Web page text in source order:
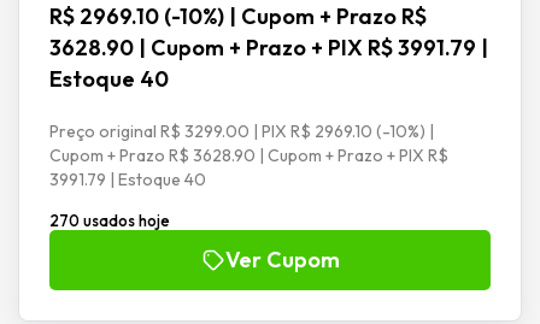
R$ 2969.10 (-10%) | Cupom + Prazo R$
3628.90 | Cupom + Prazo + PIX R$ 3991.79 |
Estoque 40
Preço original R$ 3299.00 | PIX R$ 2969.10 (-10%) |
Cupom + Prazo R$ 3628.90 | Cupom + Prazo + PIX R$
3991.79 | Estoque 40
270 usados hoje
Ver Cupom